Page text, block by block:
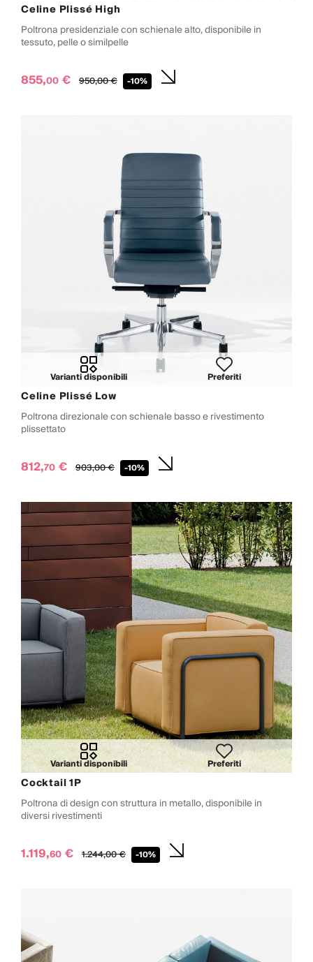
Celine Plissé High
Poltrona presidenziale con schienale alto, disponibile in
tessuto, pelle o similpelle
855,00 € 950,00€ -10%
Varianti disponibili Preferiti
Celine Plissé Low
Poltrona direzionale con schienale basso e rivestimento
plissettato
812,70 € 903,00€ -10%
Varianti disponibili Preferiti
Cocktail 1P
Poltrona di design con struttura in metallo, disponibile in
diversi rivestimenti
1.119,60 € 1.244,00€ -10%